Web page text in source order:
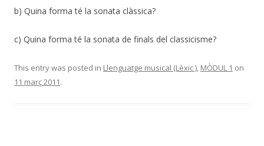
b) Quina forma té la sonata clàssica?
c) Quina forma té la sonata de finals del classicisme?
This entry was posted in Llenguatge musical (Lèxic ), MÒDUL 1 on
11 març 2011.